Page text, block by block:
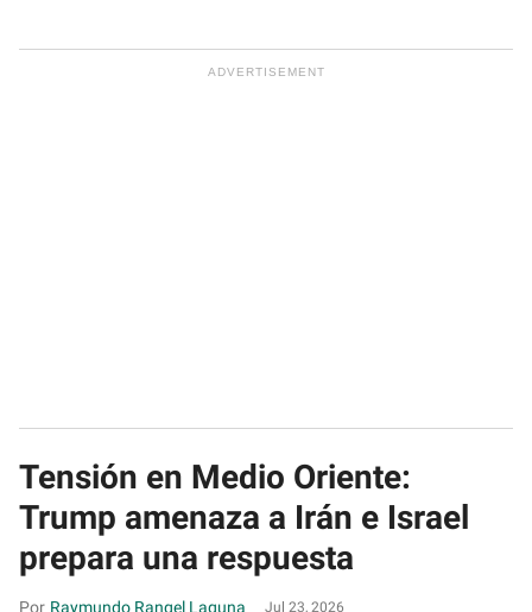
Tensión en Medio Oriente:
Trump amenaza a Irán e Israel
prepara una respuesta
Raymundo Rangel Laguna Jul 23, 2026